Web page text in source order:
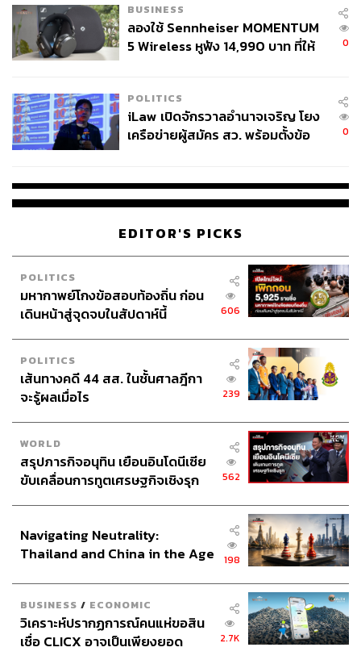
CULTURE – MUSIC
ตลอดปี 2017 มีข่าวเล็ดลอดเรื่อยมาว่า เทย์เลอร์ สวิฟต์
กำลังซุ่มทำผลงานใหม่ ซึ่งน่าจะปล่อยได้ราวๆ เดือนกันยายน
แต่แล้วกลางเดือนสิงหาคมที่ผ่านมา ก็มีข่าวว่าเทย์เลอร์ชนะ
คดีล่วงละเมิดทางเพศและได้รับค่าเสียหาย 1 เหรียญสหรัฐฯ
ถัดมาไม่กี่วันเจ้าหล่อนก็ล้างโซเชียลมีเดียของตัวเองทุก
แพลตฟอร์ม รวมถึงเว็บไซต์ของตัวเองด้วย เทย์เลอร์ สวิฟต์
ไม่ได้เป็นแค่นักร้อง-นักแต่งเพลงเปี่ยมความสามารถ แต่ยัง
เป็นนักการตลาดมือหนึ่งของวงการ ด้วยการเดินเกมอย่างมี
ชั้นเชิงของศิลปินสาววัยเพียง 27 ปีคนนี้ สามารถสั่นสะเทือน
อุตสาหกรรมดนตรีได้อย่างแสบสันต์ THE STANDARD
รวบรวมกระบวนท่าอันน่าจดจำของเจ้าหล่อนที่ไม่ได้มีดีแต่
งานดนตรีมาฝากกัน
BUSINESS
ลองใช้ Sennheiser MOMENTUM
5 Wireless หูฟัง 14,990 บาท ที่ให้
0
POLITICS
iLaw เปิดจักรวาลอำนาจเจริญ โยง
เครือข่ายผู้สมัคร สว. พร้อมตั้งข้อ
0
EDITOR'S PICKS
POLITICS
มหากาพย์โกงข้อสอบท้องถิ่น ก่อน
เดินหน้าสู่จุดจบในสัปดาห์นี้
606
POLITICS
เส้นทางคดี 44 สส. ในชั้นศาลฎีกา
จะรู้ผลเมื่อไร
239
WORLD
สรุปภารกิจอนุทิน เยือนอินโดนีเซีย
ขับเคลื่อนการทูตเศรษฐกิจเชิงรุก
562
Navigating Neutrality:
Thailand and China in the Age
198
BUSINESS / ECONOMIC
วิเคราะห์ปรากฏการณ์คนแห่ขอสิน
เชื่อ CLICX อาจเป็นเพียงยอด
2.7K